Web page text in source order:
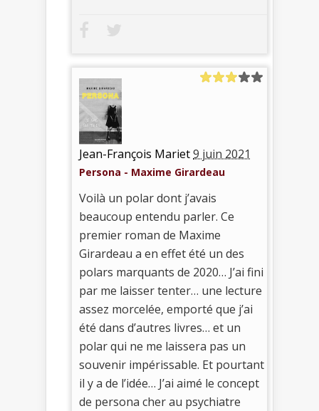
Jean-François Mariet9 juin 2021
Persona - Maxime Girardeau
Voilà un polar dont j’avais
beaucoup entendu parler. Ce
premier roman de Maxime
Girardeau a en effet été un des
polars marquants de 2020… J’ai fini
par me laisser tenter… une lecture
assez morcelée, emporté que j’ai
été dans d’autres livres… et un
polar qui ne me laissera pas un
souvenir impérissable. Et pourtant
il y a de l’idée… J’ai aimé le concept
de persona cher au psychiatre